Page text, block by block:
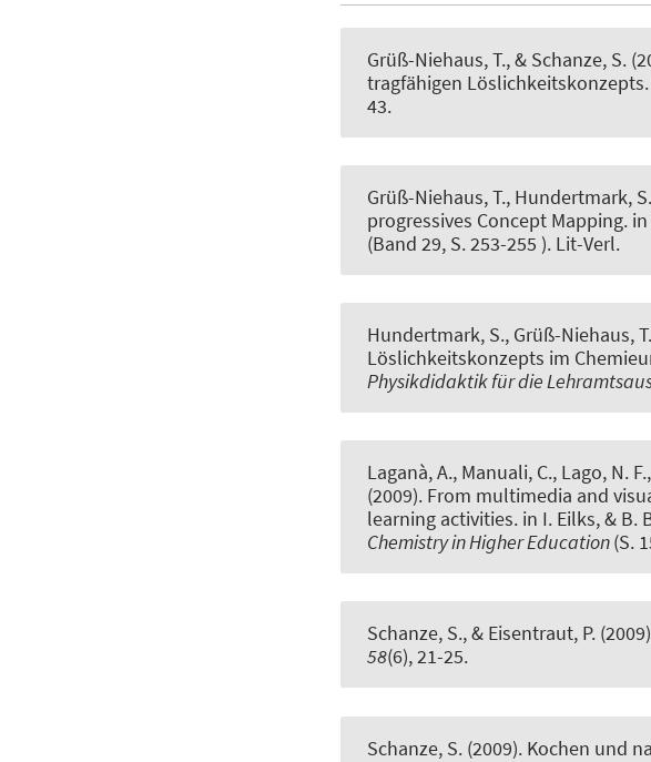
Grüß-Niehaus, T., & Schanze, S.
tragfähigen Löslichkeitskonzepts.
43.
Grüß-Niehaus, T., Hundertmark, S.
progressives Concept Mapping. in
(Band 29, S. 253-255 ). Lit-Verl.
Hundertmark, S., Grüß-Niehaus, T.
Löslichkeitskonzepts im
Physikdidaktik für die
Laganà, A., Manuali, C., Lago, N.
(2009). From multimedia and
learning activities. in I. Eilks, & B.
Chemistry in Higher Education(S.
Schanze, S., & Eisentraut, P.
58(6), 21-25.
Schanze, S. (2009). Kochen und